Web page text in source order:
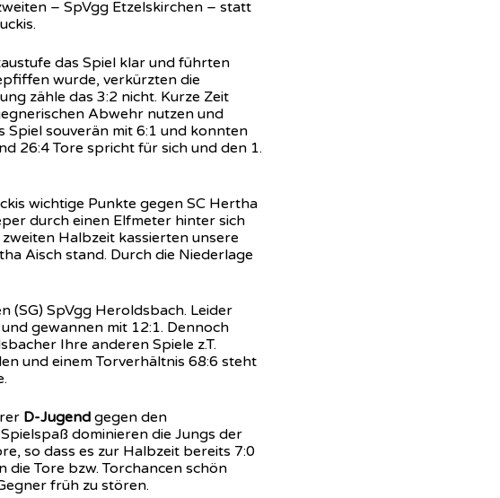
– SpVgg Etzelskirchen – statt
das Spiel klar und führten
wurde, verkürzten die
zähle das 3:2 nicht. Kurze Zeit
Abwehr nutzen und
Spiel souverän mit 6:1 und konnten
26:4 Tore spricht für sich und den 1.
wichtige Punkte gegen SC Hertha
durch einen Elfmeter hinter sich
Halbzeit kassierten unsere
Aisch stand. Durch die Niederlage
(SG) SpVgg Heroldsbach. Leider
gewannen mit 12:1. Dennoch
Ihre anderen Spiele z.T.
und einem Torverhältnis 68:6 steht
D-Jugend gegen den
dominieren die Jungs der
so dass es zur Halbzeit bereits 7:0
die Tore bzw. Torchancen schön
früh zu stören.